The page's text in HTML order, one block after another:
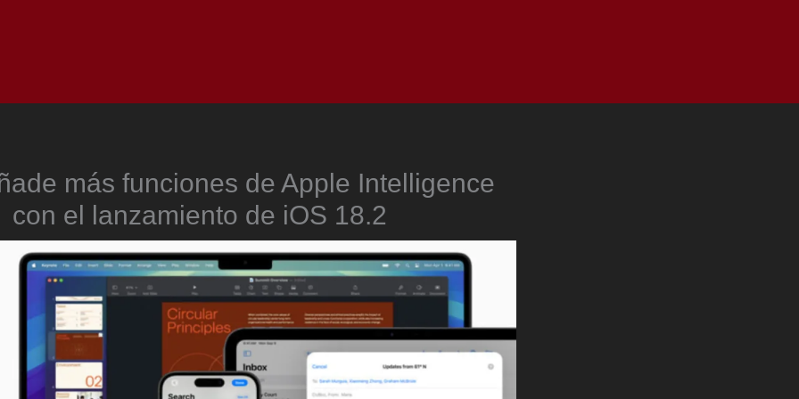
más funciones de Apple Intelligence
con el lanzamiento de iOS 18.2